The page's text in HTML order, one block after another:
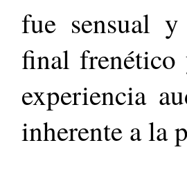
fue sensual
final frenético
experiencia
inherente a la